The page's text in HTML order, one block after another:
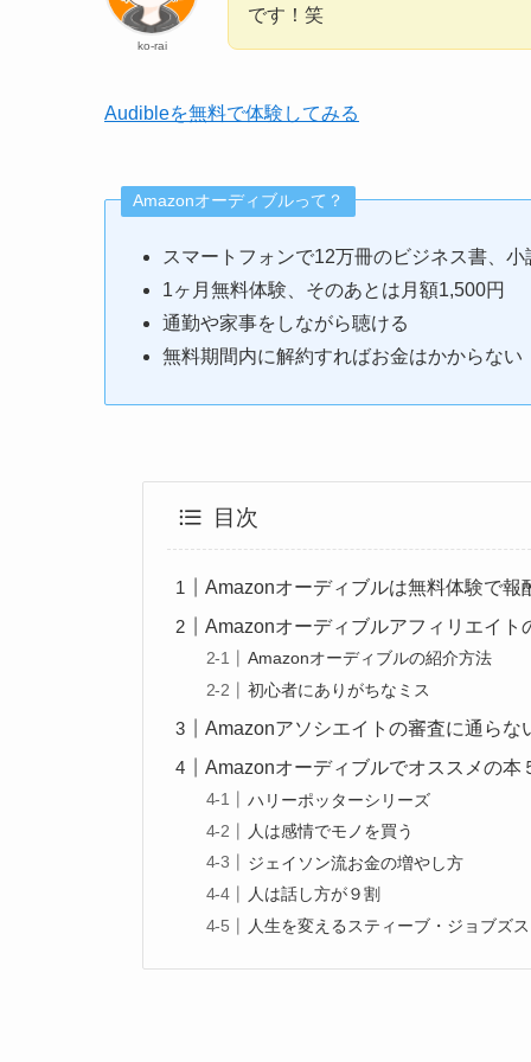
ko-rai
です！笑
Audibleを無料で体験してみる
Amazonオーディブルって？
スマートフォンで12万冊のビジネス書、
1ヶ月無料体験、そのあとは月額1,500円
通勤や家事をしながら聴ける
無料期間内に解約すればお金はかからない
目次
Amazonオーディブルは無料体験で報
Amazonオーディブルアフィリエイト
Amazonオーディブルの紹介方法
初心者にありがちなミス
Amazonアソシエイトの審査に通らな
Amazonオーディブルでオススメの本
ハリーポッターシリーズ
人は感情でモノを買う
ジェイソン流お金の増やし方
人は話し方が９割
人生を変えるスティーブ・ジョブズ